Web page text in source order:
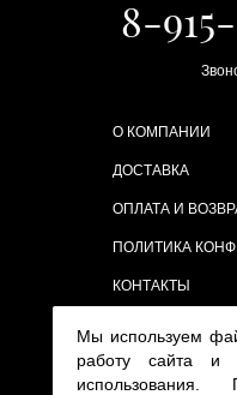
8-
О КОМПАНИИ
ДОСТАВКА
ОПЛАТА И
ПОЛИТИКА
КОНТАКТЫ
Мы используем
работу сайта и
использования.